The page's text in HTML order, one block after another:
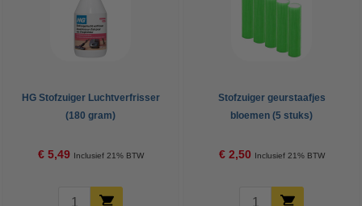
HG Stofzuiger Luchtverfrisser
(180 gram)
€ 5,49 Inclusief 21% BTW
Stofzuiger geurstaafjes
bloemen (5 stuks)
€ 2,50 Inclusief 21% BTW